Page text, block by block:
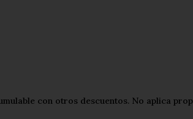
con otros descuentos. No aplica